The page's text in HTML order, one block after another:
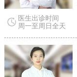
医生出诊时间
周一至周日全天